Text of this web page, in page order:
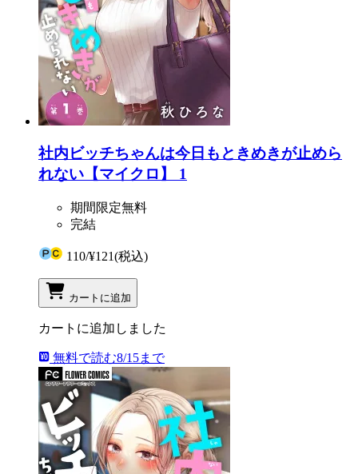
社内ビッチちゃんは今日もときめきが止めら
れない【マイクロ】 1
期間限定無料
完結
110/¥121(税込)
カートに追加
カートに追加しました
無料で読む8/15まで